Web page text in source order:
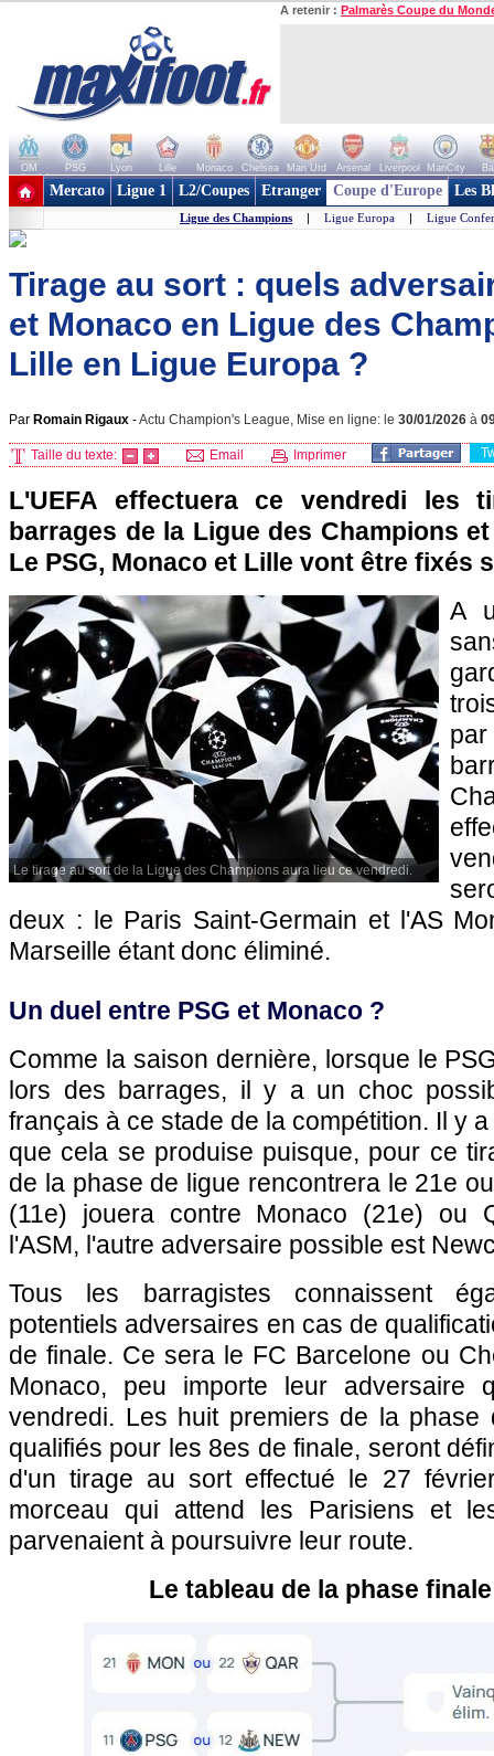
A retenir : Palmarès Coupe du
OM PSG Lyon Lille Monaco Chelsea Man Utd Arsenal Liverpool ManCity
+ de clubs
Mercato Ligue 1 L2/Coupes Etranger Coupe d'Europe Les
Ligue des Champions | Ligue Europa | Ligue
Tirage au sort : quels
et Monaco en Ligue des
Lille en Ligue Europa ?
Par Romain Rigaux -Actu Champion's League, Mise en ligne: le 30/01/2026 à
Taille du texte: Email Imprimer
L'UEFA effectuera ce vendredi les
barrages de la Ligue des Champions
Le PSG, Monaco et Lille vont être fixés
Le tirage au sort de la Ligue des Champions aura lieu ce vendredi.
A
deux : le Paris Saint-Germain et l'AS
Marseille étant donc éliminé.
Un duel entre PSG et Monaco ?
Comme la saison dernière, lorsque le
lors des barrages, il y a un choc
français à ce stade de la compétition. Il y
que cela se produise puisque, pour ce
de la phase de ligue rencontrera le 21e
(11e) jouera contre Monaco (21e) ou
l'ASM, l'autre adversaire possible est
Tous les barragistes connaissent
potentiels adversaires en cas de
de finale. Ce sera le FC Barcelone ou
Monaco, peu importe leur adversaire
vendredi. Les huit premiers de la phase
qualifiés pour les 8es de finale, seront
d'un tirage au sort effectué le 27
morceau qui attend les Parisiens et
parvenaient à poursuivre leur route.
Le tableau de la phase